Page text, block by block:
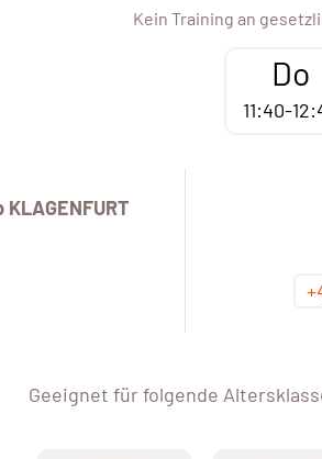
Kein Training an
Do
11:40-
Geeignet für folgende